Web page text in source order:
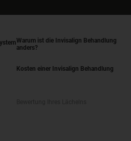
Warum ist die Invisalign Behandlung
anders?
Kosten einer Invisalign Behandlung